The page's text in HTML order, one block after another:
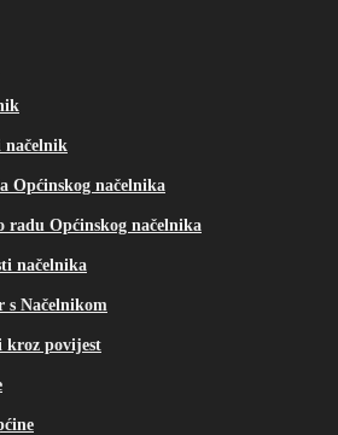
načelnik
Općinskog načelnika
radu Općinskog načelnika
načelnika
s Načelnikom
kroz povijest